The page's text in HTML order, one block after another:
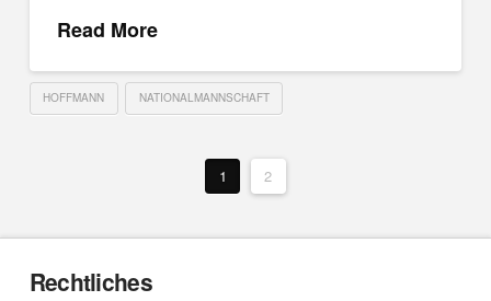
Read More
HOFFMANN NATIONALMANNSCHAFT
1 2
Rechtliches